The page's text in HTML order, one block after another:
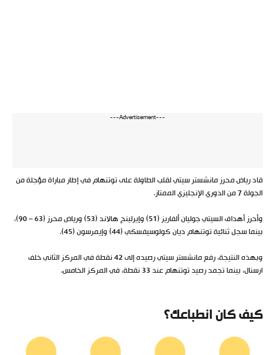
---Advertisement---
قاد رياض محرز مانشستر سيتي لقلب الطاولة على توتنهام في إطار مباراة مؤجلة من
الجولة 7 من الدوري الإنجليزي الممتاز.
وأحرز أهداف السيتي جوليان ألفاريز (51) وإيرلينج هالاند (53) ورياض محرز (63 – 90)،
بينما سجل ثنائية توتنهام ديان كولوسيفسكي (44) وإيمرسون (45).
وبهذه النتيجة، رفع مانشستر سيتي رصيده إلى 42 نقطة في المركز الثاني خلف
ارسنال، بينما تجمد رصيد توتنهام عند 33 نقطة، في المركز الخامس.
كيف كان انطباعك؟